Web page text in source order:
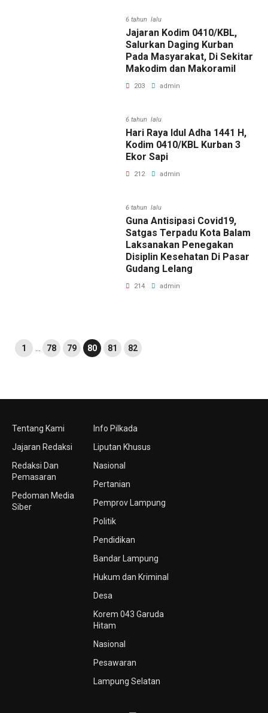
6 tahun lalu
Jajaran Kodim 0410/KBL,
Salurkan Daging Kurban
Pada Masyarakat, Di Sekitar
Makodim dan Makoramil
203 admin
6 tahun lalu
Hari Raya Idul Adha 1441 H,
Kodim 0410/KBL Kurban 3
Ekor Sapi
212 admin
6 tahun lalu
Guna Antisipasi Covid19,
Satgas Terpadu Kota Balam
Laksanakan Penegakan
Disiplin Kesehatan Di Pasar
Gudang Lelang
214 admin
1 78 79 80 81 82
Tentang Kami
Jajaran Redaksi
Redaksi Dan
Pemasaran
Pedoman Media
Siber
Info Pilkada
Liputan Khusus
Nasional
Pertanian
Pemprov Lampung
Politik
Pendidikan
Bandar Lampung
Hukum dan Kriminal
Desa
Korem 043 Garuda
Hitam
Nasional
Pesawaran
Lampung Selatan